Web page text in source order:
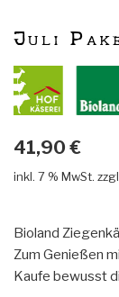
Juli
41,90 €
inkl. 7 % MwSt.
Bioland
Zum Genießen
Kaufe bewusst